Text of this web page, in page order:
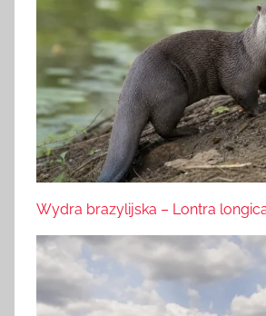
Wydra brazylijska – Lontra